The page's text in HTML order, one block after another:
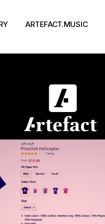
ARTEFACT.MUSIC
Концерти